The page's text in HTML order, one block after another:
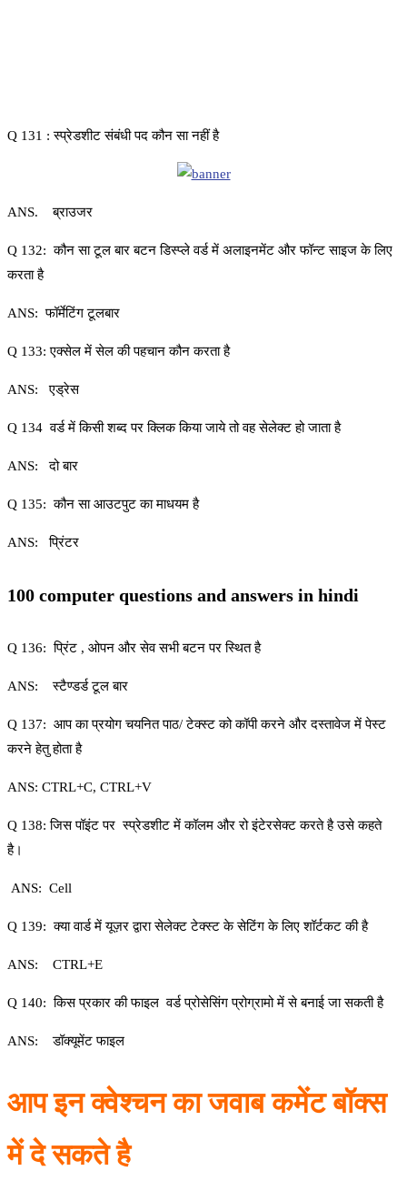
Q 131 : स्प्रेडशीट संबंधी पद कौन सा नहीं है
ANS. ब्राउजर
Q 132: कौन सा टूल बार बटन डिस्प्ले वर्ड में अलाइनमेंट और फॉन्ट साइज के लिए
करता है
ANS: फॉर्मेटिंग टूलबार
Q 133: एक्सेल में सेल की पहचान कौन करता है
ANS: एड्रेस
Q 134 वर्ड में किसी शब्द पर क्लिक किया जाये तो वह सेलेक्ट हो जाता है
ANS: दो बार
Q 135: कौन सा आउटपुट का माधयम है
ANS: प्रिंटर
100 computer questions and answers in hindi
Q 136: प्रिंट , ओपन और सेव सभी बटन पर स्थित है
ANS: स्टैण्डर्ड टूल बार
Q 137: आप का प्रयोग चयनित पाठ/ टेक्स्ट को कॉपी करने और दस्तावेज में पेस्ट
करने हेतु होता है
ANS: CTRL+C, CTRL+V
Q 138: जिस पॉइंट पर स्प्रेडशीट में कॉलम और रो इंटेरसेक्ट करते है उसे कहते
है।
ANS: Cell
Q 139: क्या वार्ड में यूज़र द्वारा सेलेक्ट टेक्स्ट के सेटिंग के लिए शॉर्टकट की है
ANS: CTRL+E
Q 140: किस प्रकार की फाइल वर्ड प्रोसेसिंग प्रोग्रामो में से बनाई जा सकती है
ANS: डॉक्यूमेंट फाइल
आप इन क्वेश्चन का जवाब कमेंट बॉक्स
में दे सकते है